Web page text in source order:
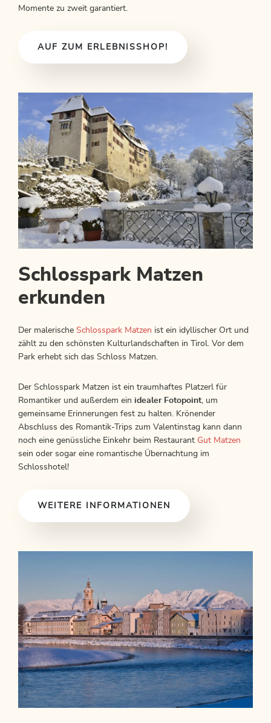
Momente zu zweit garantiert.
AUF ZUM ERLEBNISSHOP!
Schlosspark Matzen
erkunden
Der malerische Schlosspark Matzen ist ein idyllischer Ort und
zählt zu den schönsten Kulturlandschaften in Tirol. Vor dem
Park erhebt sich das Schloss Matzen.
Der Schlosspark Matzen ist ein traumhaftes Platzerl für
Romantiker und außerdem ein idealer Fotopoint, um
gemeinsame Erinnerungen fest zu halten. Krönender
Abschluss des Romantik-Trips zum Valentinstag kann dann
noch eine genüssliche Einkehr beim Restaurant Gut Matzen
sein oder sogar eine romantische Übernachtung im
Schlosshotel!
WEITERE INFORMATIONEN